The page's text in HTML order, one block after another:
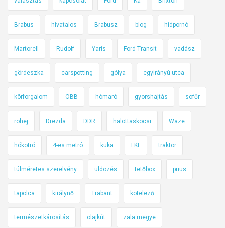
k
m
i
é
t
m
á
s
m
y
e
n
e
Brabus hivatalos Brabusz blog hídpornó
Martorell Rudolf Yaris Ford Transit vadász
gördeszka carspotting gólya egyirányú utca
körforgalom OBB hómaró gyorshajtás sofőr
röhej Drezda DDR halottaskocsi Waze
hókotró 4-es metró kuka FKF traktor
túlméretes szerelvény üldözés tetőbox prius
tapolca királynő Trabant kötelező
természetkárosítás olajkút zala megye